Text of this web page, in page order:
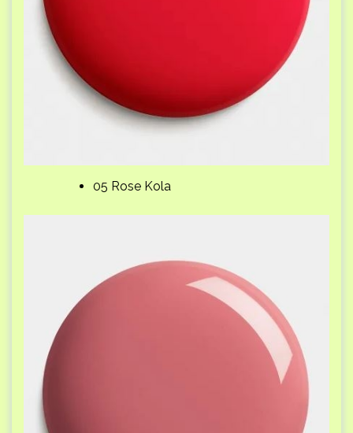
05 Rose Kola